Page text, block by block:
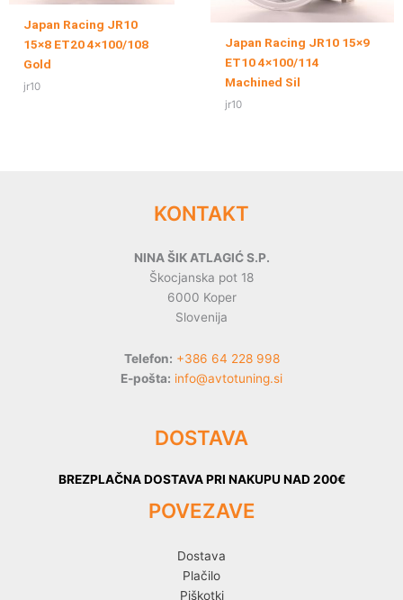
Japan Racing JR10
15×8 ET20 4×100/108
Gold
jr10
Japan Racing JR10 15×9
ET10 4×100/114
Machined Sil
jr10
KONTAKT
NINA ŠIK ATLAGIĆ S.P.
Škocjanska pot 18
6000 Koper
Slovenija
Telefon: +386 64 228 998
E-pošta: info@avtotuning.si
DOSTAVA
BREZPLAČNA DOSTAVA PRI NAKUPU NAD 200€
POVEZAVE
Dostava
Plačilo
Piškotki